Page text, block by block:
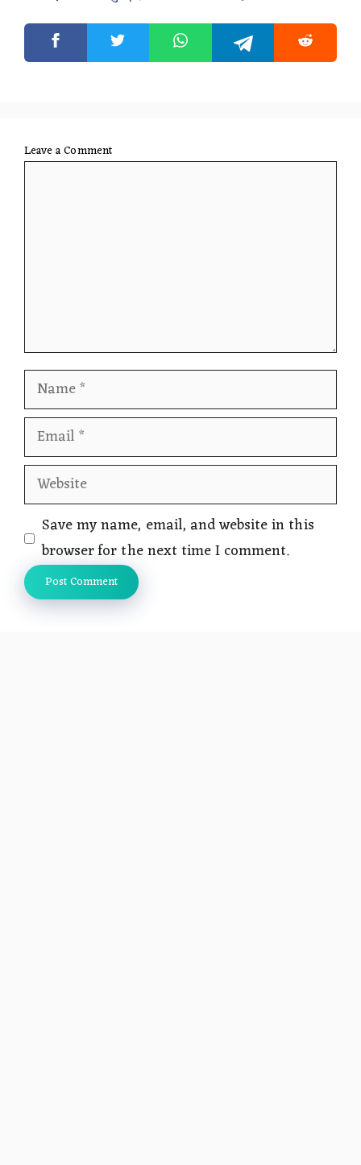
Leave a Comment
Name
Email
Website
Save my name, email, and website in this
browser for the next time I comment.